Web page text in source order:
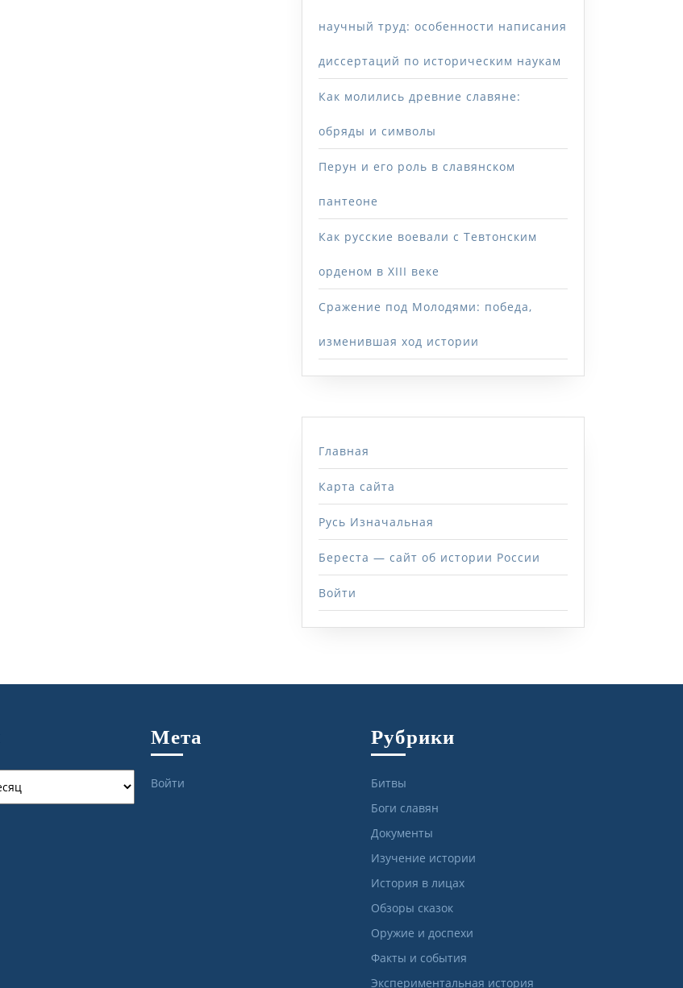
научный труд: особенности написания
диссертаций по историческим наукам
Как молились древние славяне:
обряды и символы
Перун и его роль в славянском
пантеоне
Как русские воевали с Тевтонским
орденом в XIII веке
Сражение под Молодями: победа,
изменившая ход истории
Главная
Карта сайта
Русь Изначальная
Береста — сайт об истории России
Войти
Мета
Войти
Рубрики
Битвы
Боги славян
Документы
Изучение истории
История в лицах
Обзоры сказок
Оружие и доспехи
Факты и события
Экспериментальная история